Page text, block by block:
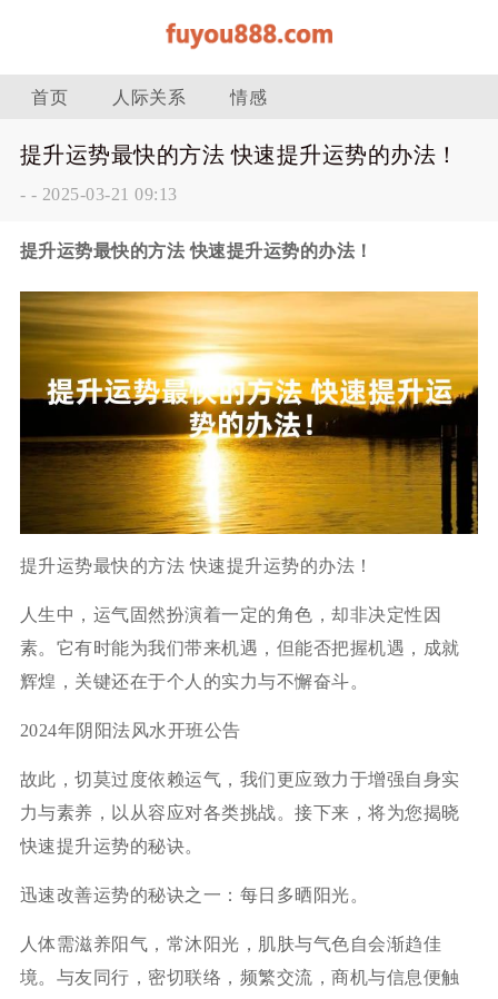
首页 人际关系 情感
提升运势最快的方法 快速提升运势的办法！
- - 2025-03-21 09:13
提升运势最快的方法 快速提升运势的办法！
提升运势最快的方法 快速提升运势的办法！
人生中，运气固然扮演着一定的角色，却非决定性因
素。它有时能为我们带来机遇，但能否把握机遇，成就
辉煌，关键还在于个人的实力与不懈奋斗。
2024年阴阳法风水开班公告
故此，切莫过度依赖运气，我们更应致力于增强自身实
力与素养，以从容应对各类挑战。接下来，将为您揭晓
快速提升运势的秘诀。
迅速改善运势的秘诀之一：每日多晒阳光。
人体需滋养阳气，常沐阳光，肌肤与气色自会渐趋佳
境。与友同行，密切联络，频繁交流，商机与信息便触